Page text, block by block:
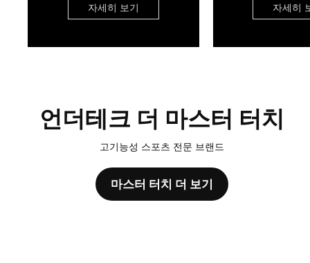
자세히 보기 자세히
언더테크 더 마스터 터치
고기능성 스포츠 전문 브랜드
마스터 터치 더 보기